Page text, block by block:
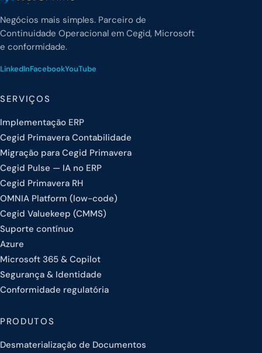
Negócios mais simples. Parceiro de
Continuidade Operacional em Cegid, Microsoft
e conformidade.
LinkedInFacebookYouTube
SERVIÇOS
Implementação ERP
Cegid Primavera Contabilidade
Migração para Cegid Primavera
Cegid Pulse — IA no ERP
Cegid Primavera RH
OMNIA Platform (low-code)
Cegid Valuekeep (CMMS)
Suporte contínuo
Azure
Microsoft 365 & Copilot
Segurança & Identidade
Conformidade regulatória
PRODUTOS
Desmaterialização de Documentos